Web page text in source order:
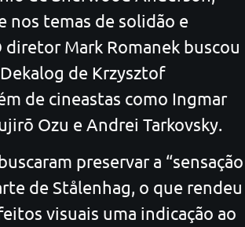
nos temas de solidão e
Mark Romanek buscou
de Krzysztof
de cineastas como Ingmar
Ozu e Andrei Tarkovsky.
preservar a “sensação
de Stålenhag, o que rendeu
visuais uma indicação ao